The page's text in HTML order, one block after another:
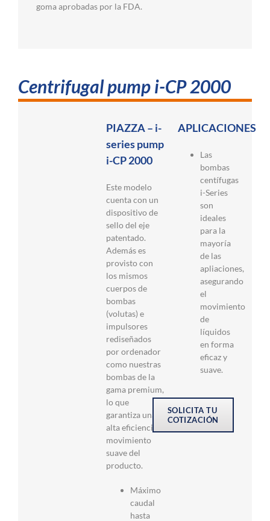
goma aprobadas por la FDA.
Centrifugal pump i-CP 2000
PIAZZA – i-
series pump
i-CP 2000
Este modelo
cuenta con un
dispositivo de
sello del eje
patentado.
Además es
provisto con
los mismos
cuerpos de
bombas
(volutas) e
impulsores
rediseñados
por ordenador
como nuestras
bombas de la
gama premium,
lo que
garantiza una
alta eficiencia y
movimiento
suave del
producto.
Máximo
caudal
hasta
APLICACIONES
Las
bombas
centífugas
i-Series
son
ideales
para la
mayoría
de las
apliaciones,
asegurando
el
movimiento
de
líquidos
en forma
eficaz y
suave.
SOLICITA TU
COTIZACIÓN